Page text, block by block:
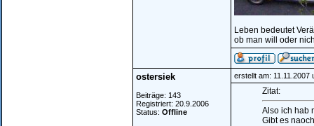
Leben bedeutet
ob man will oder
ostersiek
Beiträge: 143
Registriert: 20.9.2006
Status: Offline
erstellt am: 11.11.2007
Zitat:
Also ich hab
Gibt es